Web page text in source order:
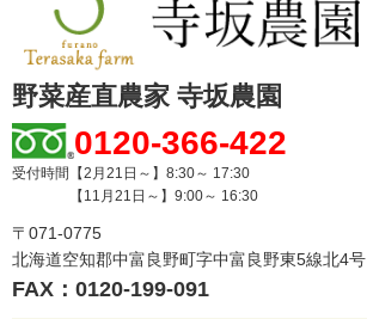
野菜産直農家 寺坂農園
0120-366-422
受付時間【2月21日～】8:30～ 17:30
【11月21日～】9:00～ 16:30
〒071-0775
北海道空知郡中富良野町字中富良野東5線北4号
FAX：0120-199-091